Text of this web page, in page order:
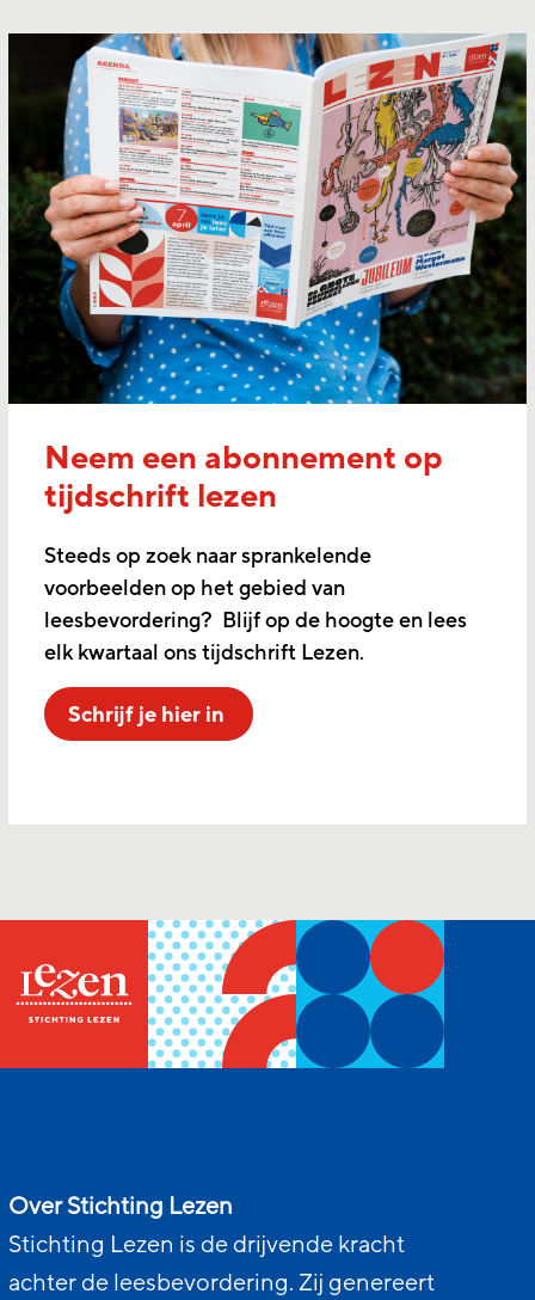
Neem een abonnement op
tijdschrift lezen
Steeds op zoek naar sprankelende
voorbeelden op het gebied van
leesbevordering? Blijf op de hoogte en lees
elk kwartaal ons tijdschrift Lezen.
Schrijf je hier in
Over Stichting Lezen
Stichting Lezen is de drijvende kracht
achter de leesbevordering. Zij genereert